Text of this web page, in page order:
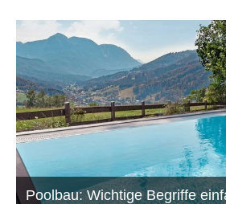
Poolbau: Wichtige Begriffe